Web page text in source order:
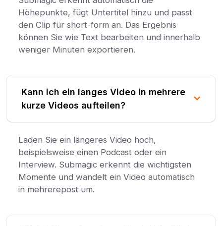
Höhepunkte, fügt Untertitel hinzu und passt
den Clip für short-form an. Das Ergebnis
können Sie wie Text bearbeiten und innerhalb
weniger Minuten exportieren.
Kann ich ein langes Video in mehrere
kurze Videos aufteilen?
Laden Sie ein längeres Video hoch,
beispielsweise einen Podcast oder ein
Interview. Submagic erkennt die wichtigsten
Momente und wandelt ein Video automatisch
in mehrerepost um.